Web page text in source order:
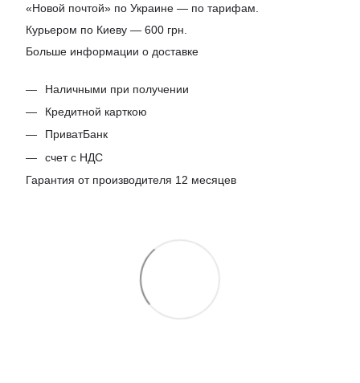
«Новой почтой» по Украине — по тарифам.
Курьером по Киеву — 600 грн.
Больше информации о доставке
Наличными при получении
Кредитной карткою
ПриватБанк
счет с НДС
Гарантия от производителя 12 месяцев